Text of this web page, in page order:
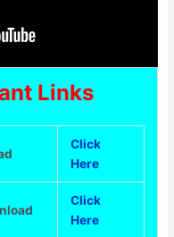
Links
Click
Here
Click
Here